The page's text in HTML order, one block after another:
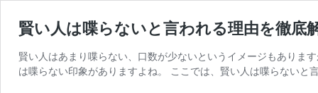
賢い人は喋らないと言われる理由を徹底
賢い人はあまり喋らない、口数が少ないというイメージもありま
は喋らない印象がありますよね。 ここでは、賢い人は喋らない